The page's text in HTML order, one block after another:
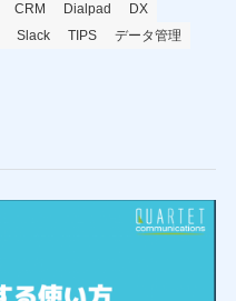
CRM Dialpad
DX
Slack TIPS
データ管理